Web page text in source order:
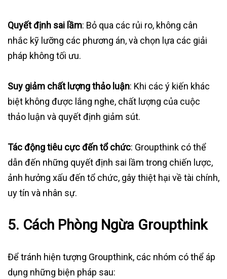
Quyết định sai lầm: Bỏ qua các rủi ro, không cân
nhắc kỹ lưỡng các phương án, và chọn lựa các giải
pháp không tối ưu.
Suy giảm chất lượng thảo luận: Khi các ý kiến khác
biệt không được lắng nghe, chất lượng của cuộc
thảo luận và quyết định giảm sút.
Tác động tiêu cực đến tổ chức: Groupthink có thể
dẫn đến những quyết định sai lầm trong chiến lược,
ảnh hưởng xấu đến tổ chức, gây thiệt hại về tài chính,
uy tín và nhân sự.
5. Cách Phòng Ngừa Groupthink
Để tránh hiện tượng Groupthink, các nhóm có thể áp
dụng những biện pháp sau: